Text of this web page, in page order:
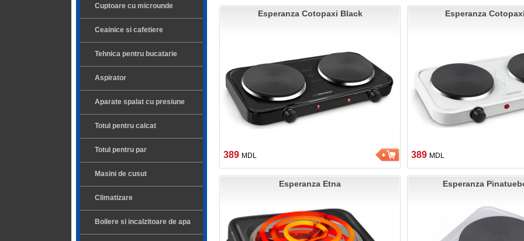
Cuptoare cu microunde
Ceainice si cafetiere
Tehnica pentru bucatarie
Aspirator
Aparate spalat cu presiune
Totul pentru calcat
Totul pentru par
Masini de cusut
Climatizare
Boilere si incalzitoare de apa
Esperanza Cotopaxi Black
389 MDL
Esperanza
389 MDL
Esperanza Etna Esperanza